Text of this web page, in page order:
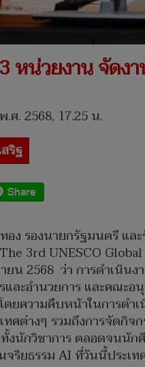
หน่วยงาน จั
. 2568, 17.25 น.
ริฐ
อง รองนายกรัฐมนตรี แล
3rd UNESCO
น 2568 ว่า การดำเนิน
ละอำนวยการ และคณะ
ยความคืบหน้าในการด
ทศต่างๆ รวมถึงการจัดกิ
งนักวิชาการ ตลอดจนนัก
จริยธรรม AI ที่วันนี้ประ